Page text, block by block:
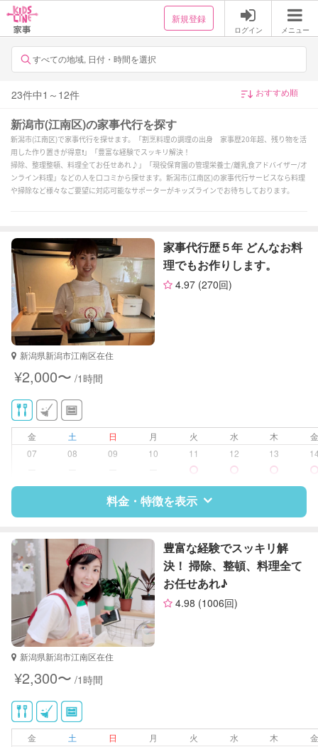
新規登録
ログイン メニュー
すべての地域, 日付・時間を選択
23件中1 ～ 12件
新潟市(江南区)の家事代行を探す
新潟市(江南区)で家事代行を探せます。「割烹料理の調理の出身 家事歴20年超、残り物を活
用した作り置きが得意❗️」「豊富な経験でスッキリ解決！
掃除、整理整頓、料理全てお任せあれ♪」「現役保育園の管理栄養士/離乳食アドバイザー/オ
ンライン料理」などの人を口コミから探せます。新潟市(江南区)の家事代行サービスなら料理
や掃除など様々なご要望に対応可能なサポーターがキッズラインでお待ちしております。
家事代行歴５年 どんなお料
理でもお作りします。
4.97 (270回)
新潟県新潟市江南区在住
¥2,000〜 /1時間
金 土 日 月 火 水 木
07
08 09 10 11 12 13
料金・特徴を表示
特徴 料金 レビュー
サポートの特徴
資格 なし
対応可能/特徴
近隣買い物
豊富な経験でスッキリ解
決！ 掃除、整頓、料理全て
お任せあれ♪
4.98 (1006回)
新潟県新潟市江南区在住
¥2,300〜 /1時間
金 土 日 月 火 水 木